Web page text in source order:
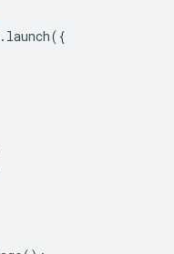
. launch({